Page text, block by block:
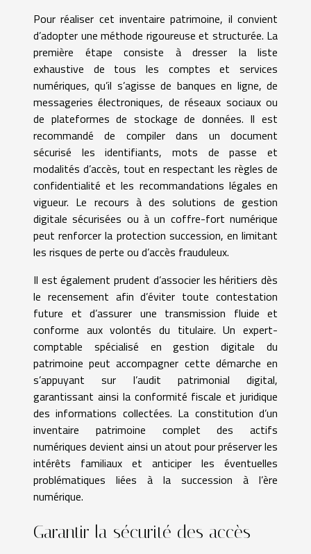
Pour réaliser cet inventaire patrimoine, il convient
d’adopter une méthode rigoureuse et structurée. La
première étape consiste à dresser la liste
exhaustive de tous les comptes et services
numériques, qu’il s’agisse de banques en ligne, de
messageries électroniques, de réseaux sociaux ou
de plateformes de stockage de données. Il est
recommandé de compiler dans un document
sécurisé les identifiants, mots de passe et
modalités d’accès, tout en respectant les règles de
confidentialité et les recommandations légales en
vigueur. Le recours à des solutions de gestion
digitale sécurisées ou à un coffre-fort numérique
peut renforcer la protection succession, en limitant
les risques de perte ou d’accès frauduleux.
Il est également prudent d’associer les héritiers dès
le recensement afin d’éviter toute contestation
future et d’assurer une transmission fluide et
conforme aux volontés du titulaire. Un expert-
comptable spécialisé en gestion digitale du
patrimoine peut accompagner cette démarche en
s’appuyant sur l’audit patrimonial digital,
garantissant ainsi la conformité fiscale et juridique
des informations collectées. La constitution d’un
inventaire patrimoine complet des actifs
numériques devient ainsi un atout pour préserver les
intérêts familiaux et anticiper les éventuelles
problématiques liées à la succession à l’ère
numérique.
Garantir la sécurité des accès